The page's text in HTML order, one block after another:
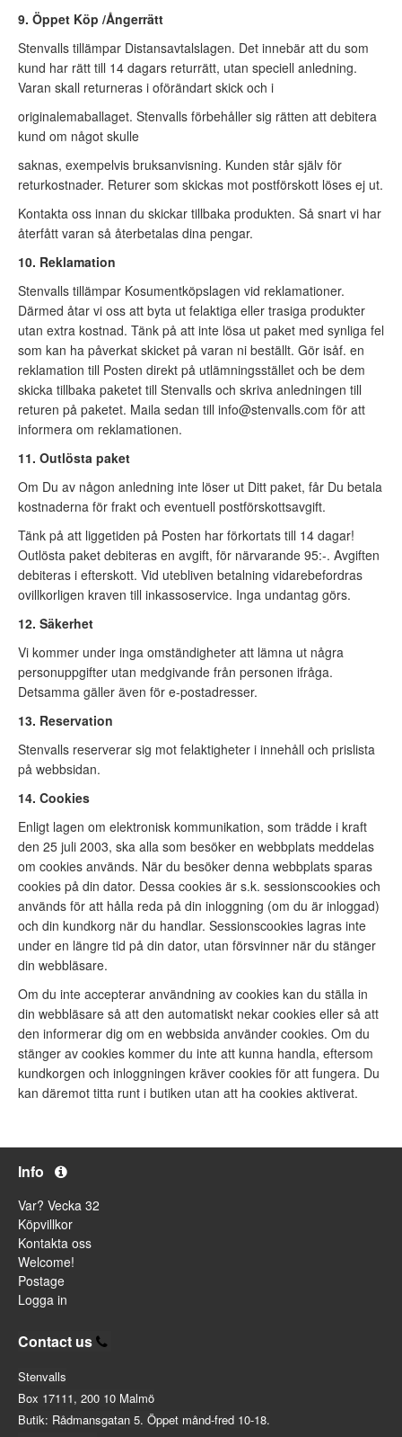
9. Öppet Köp /Ångerrätt
Stenvalls tillämpar Distansavtalslagen. Det innebär att du som
kund har rätt till 14 dagars returrätt, utan speciell anledning.
Varan skall returneras i oförändart skick och i
originalemaballaget. Stenvalls förbehåller sig rätten att debitera
kund om något skulle
saknas, exempelvis bruksanvisning. Kunden står själv för
returkostnader. Returer som skickas mot postförskott löses ej ut.
Kontakta oss innan du skickar tillbaka produkten. Så snart vi har
återfått varan så återbetalas dina pengar.
10. Reklamation
Stenvalls tillämpar Kosumentköpslagen vid reklamationer.
Därmed åtar vi oss att byta ut felaktiga eller trasiga produkter
utan extra kostnad. Tänk på att inte lösa ut paket med synliga fel
som kan ha påverkat skicket på varan ni beställt. Gör isåf. en
reklamation till Posten direkt på utlämningsstället och be dem
skicka tillbaka paketet till Stenvalls och skriva anledningen till
returen på paketet. Maila sedan till info@stenvalls.com för att
informera om reklamationen.
11. Outlösta paket
Om Du av någon anledning inte löser ut Ditt paket, får Du betala
kostnaderna för frakt och eventuell postförskottsavgift.
Tänk på att liggetiden på Posten har förkortats till 14 dagar!
Outlösta paket debiteras en avgift, för närvarande 95:-. Avgiften
debiteras i efterskott. Vid utebliven betalning vidarebefordras
ovillkorligen kraven till inkassoservice. Inga undantag görs.
12. Säkerhet
Vi kommer under inga omständigheter att lämna ut några
personuppgifter utan medgivande från personen ifråga.
Detsamma gäller även för e-postadresser.
13. Reservation
Stenvalls reserverar sig mot felaktigheter i innehåll och prislista
på webbsidan.
14. Cookies
Enligt lagen om elektronisk kommunikation, som trädde i kraft
den 25 juli 2003, ska alla som besöker en webbplats meddelas
om cookies används. När du besöker denna webbplats sparas
cookies på din dator. Dessa cookies är s.k. sessionscookies och
används för att hålla reda på din inloggning (om du är inloggad)
och din kundkorg när du handlar. Sessionscookies lagras inte
under en längre tid på din dator, utan försvinner när du stänger
din webbläsare.
Om du inte accepterar användning av cookies kan du ställa in
din webbläsare så att den automatiskt nekar cookies eller så att
den informerar dig om en webbsida använder cookies. Om du
stänger av cookies kommer du inte att kunna handla, eftersom
kundkorgen och inloggningen kräver cookies för att fungera. Du
kan däremot titta runt i butiken utan att ha cookies aktiverat.
Info
Var? Vecka 32
Köpvillkor
Kontakta oss
Welcome!
Postage
Logga in
Contact us
Stenvalls
Box 17111, 200 10 Malmö
Butik: Rådmansgatan 5. Öppet månd-fred 10-18.